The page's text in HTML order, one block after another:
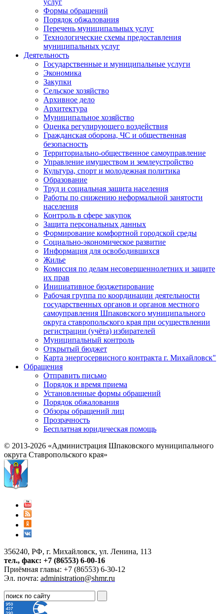
услуг
Формы обращений
Порядок обжалования
Перечень муниципальных услуг
Технологические схемы предоставления
муниципальных услуг
Деятельность
Государственные и муниципальные услуги
Экономика
Закупки
Сельское хозяйство
Архивное дело
Архитектура
Муниципальное хозяйство
Оценка регулирующего воздействия
Гражданская оборона, ЧС и общественная
безопасность
Территориально-общественное самоуправление
Управление имуществом и землеустройство
Культура, спорт и молодежная политика
Образование
Труд и социальная защита населения
Работы по снижению неформальной занятости
населения
Контроль в сфере закупок
Защита персональных данных
Формирование комфортной городской среды
Социально-экономическое развитие
Информация для освободившихся
Жилье
Комиссия по делам несовершеннолетних и защите
их прав
Инициативное бюджетирование
Рабочая группа по координации деятельности
государственных органов и органов местного
самоуправления Шпаковского муниципального
округа ставропольского края при осуществлении
регистрации (учёта) избирателей
Муниципальный контроль
Открытый бюджет
Карта энергосервисного контракта г. Михайловск"
Обращения
Отправить письмо
Порядок и время приема
Установленные формы обращений
Порядок обжалования
Обзоры обращений лиц
Прозрачность
Бесплатная юридическая помощь
© 2013-2026 «Администрация Шпаковского муниципального
округа Ставропольского края»
356240, РФ, г. Михайловск, ул. Ленина, 113
тел., факс: +7 (86553) 6-00-16
Приёмная главы: +7 (86553) 6-30-12
Эл. почта: administration@shmr.ru